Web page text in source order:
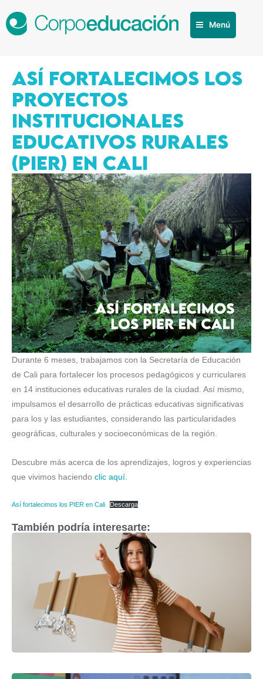
Menú
ASÍ FORTALECIMOS LOS
PROYECTOS
INSTITUCIONALES
EDUCATIVOS RURALES
(PIER) EN CALI
Durante 6 meses, trabajamos con la Secretaría de Educación
de Cali para fortalecer los procesos pedagógicos y curriculares
en 14 instituciones educativas rurales de la ciudad. Así mismo,
impulsamos el desarrollo de prácticas educativas significativas
para los y las estudiantes, considerando las particularidades
geográficas, culturales y socioeconómicas de la región.
Descubre más acerca de los aprendizajes, logros y experiencias
que vivimos haciendo clic aquí.
Así fortalecimos los PIER en Cali Descarga
También podría interesarte: